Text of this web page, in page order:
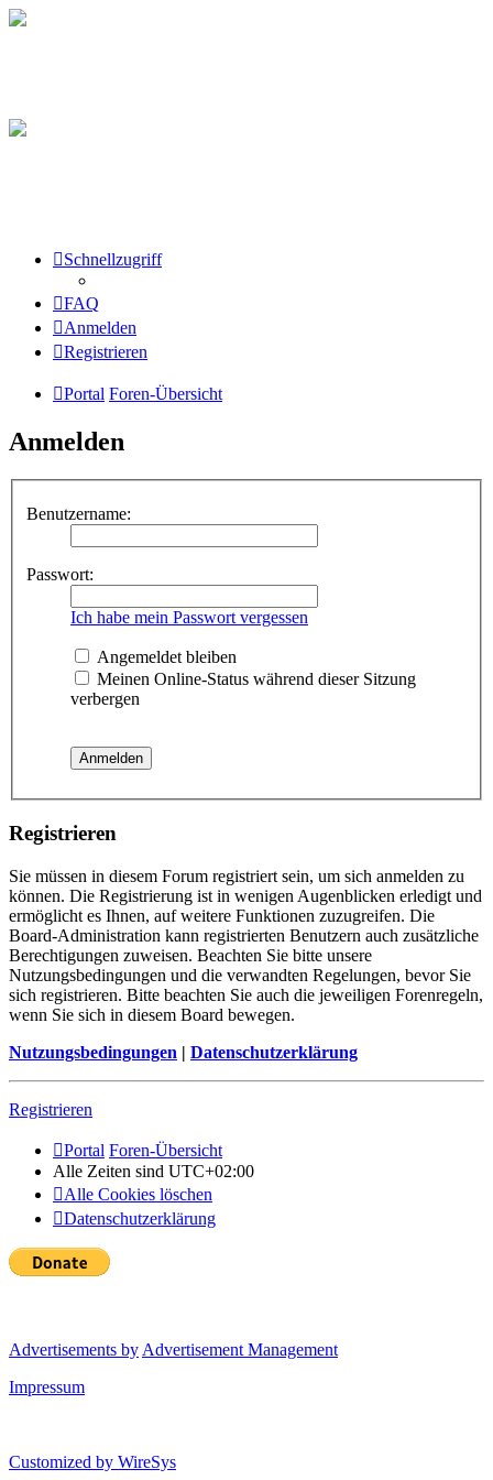
Schnellzugriff
FAQ
Anmelden
Registrieren
Portal Foren-Übersicht
Anmelden
Benutzername:
Passwort:
Ich habe mein Passwort vergessen
Angemeldet bleiben
Meinen Online-Status während dieser Sitzung
verbergen
Registrieren
Sie müssen in diesem Forum registriert sein, um sich anmelden zu
können. Die Registrierung ist in wenigen Augenblicken erledigt und
ermöglicht es Ihnen, auf weitere Funktionen zuzugreifen. Die
Board-Administration kann registrierten Benutzern auch zusätzliche
Berechtigungen zuweisen. Beachten Sie bitte unsere
Nutzungsbedingungen und die verwandten Regelungen, bevor Sie
sich registrieren. Bitte beachten Sie auch die jeweiligen Forenregeln,
wenn Sie sich in diesem Board bewegen.
Nutzungsbedingungen | Datenschutzerklärung
Registrieren
Portal Foren-Übersicht
Alle Zeiten sind UTC+02:00
Alle Cookies löschen
Datenschutzerklärung
Advertisements by Advertisement Management
Impressum
Customized by WireSys